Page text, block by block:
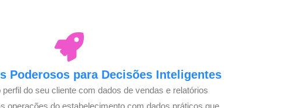
Poderosos para Decisões Inteligentes
do seu cliente com dados de vendas e relatórios
operações do estabelecimento com dados práticos que